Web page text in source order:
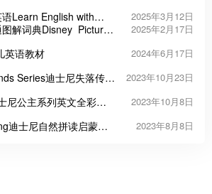
Learn English with
74集
2025年3月12日
解词典Disney Picture
2025年2月17日
英语教材 2024年6月17日
Series迪士尼失落传奇
2023年10月23日
尼公主系列英文全彩漫
2023年10月8日
迪士尼自然拼读启蒙练
2023年8月8日